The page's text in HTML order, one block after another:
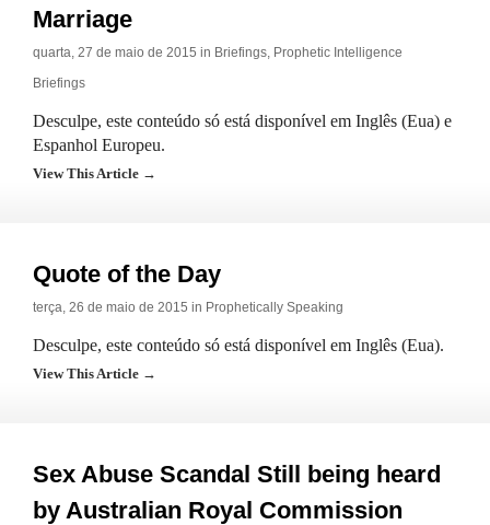
Marriage
quarta, 27 de maio de 2015 in Briefings, Prophetic Intelligence
Briefings
Desculpe, este conteúdo só está disponível em Inglês (Eua) e
Espanhol Europeu.
View This Article →
Quote of the Day
terça, 26 de maio de 2015 in Prophetically Speaking
Desculpe, este conteúdo só está disponível em Inglês (Eua).
View This Article →
Sex Abuse Scandal Still being heard
by Australian Royal Commission